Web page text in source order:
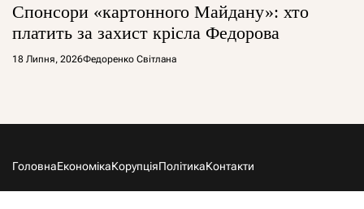
Спонсори «картонного Майдану»: хто
платить за захист крісла Федорова
18 Липня, 2026Федоренко Світлана
ГоловнаЕкономікаКорупціяПолітикаКонтакти